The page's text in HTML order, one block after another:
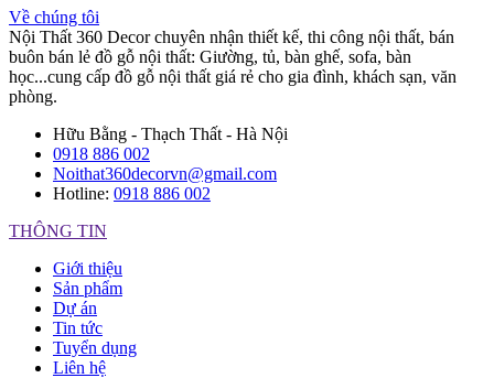
Về chúng tôi
Nội Thất 360 Decor chuyên nhận thiết kế, thi công nội thất, bán
buôn bán lẻ đồ gỗ nội thất: Giường, tủ, bàn ghế, sofa, bàn
học...cung cấp đồ gỗ nội thất giá rẻ cho gia đình, khách sạn, văn
phòng.
Hữu Bằng - Thạch Thất - Hà Nội
0918 886 002
Noithat360decorvn@gmail.com
Hotline: 0918 886 002
THÔNG TIN
Giới thiệu
Sản phẩm
Dự án
Tin tức
Tuyển dụng
Liên hệ